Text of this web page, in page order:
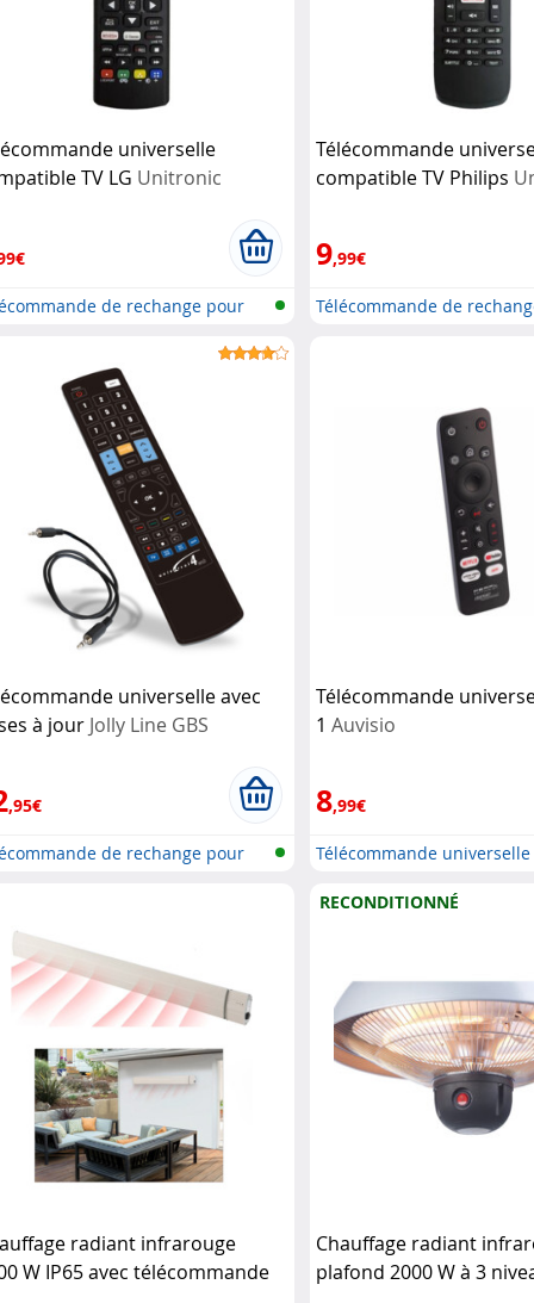
universelle
TV LG Unitronic
de rechange pour
Télécommande
compatible TV Philips
9,99€
Télécommande de
universelle avec
à jour Jolly Line GBS
,95€
de rechange pour
Télécommande
1Auvisio
8,99€
Télécommande universelle
radiant infrarouge
W IP65 avec télécommande
RECONDITIONNÉ
Chauffage radiant
plafond 2000 W à 3